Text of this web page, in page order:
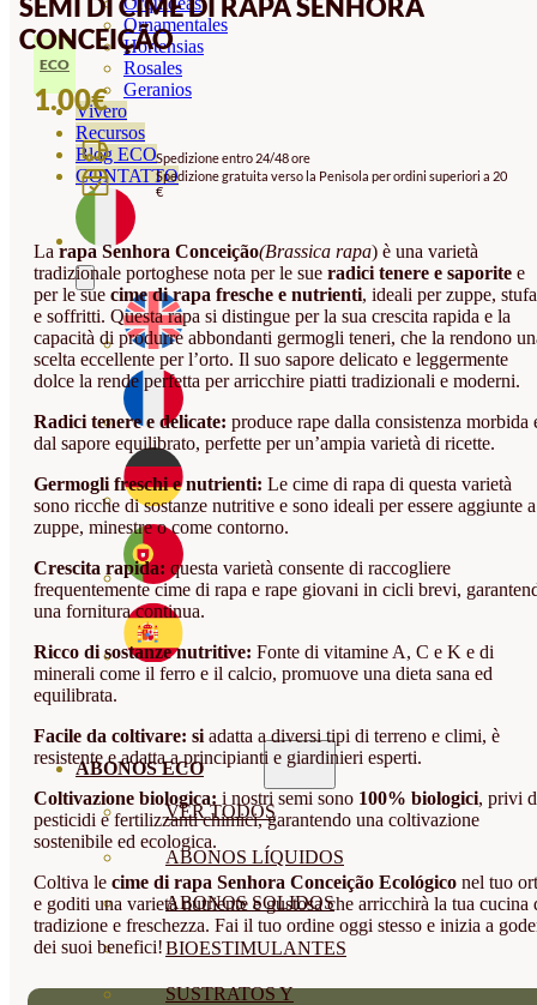
Ornamentales
Hortensias
Rosales
Geranios
Vivero
Recursos
Blog ECO
CONTATTO
ABONOS ECO
VER TODOS
ABONOS LÍQUIDOS
ABONOS SOLIDOS
BIOESTIMULANTES
SUSTRATOS Y
CONCEIÇÃO
ECO
1.00€
Spedizione entro 24/48 ore
Spedizione gratuita verso la Penisola per ordini superiori a 20
€
Larapa Senhora Conceição(Brassica rapa) è una varietà
tradizionale portoghese nota per le sue radici tenere e saporite e
per le sue cime di rapa fresche e nutrienti, ideali per zuppe,
e soffritti. Questa rapa si distingue per la sua crescita rapida e la
capacità di produrre abbondanti germogli teneri, che la rendono
scelta eccellente per l’orto. Il suo sapore delicato e leggermente
dolce la rende perfetta per arricchire piatti tradizionali e moderni.
Radici tenere e delicate: produce rape dalla consistenza morbida
dal sapore equilibrato, perfette per un’ampia varietà di ricette.
Germogli freschi e nutrienti: Le cime di rapa di questa varietà
sono ricche di sostanze nutritive e sono ideali per essere aggiunte a
zuppe, minestre o come contorno.
Crescita rapida: questa varietà consente di raccogliere
frequentemente cime di rapa e rape giovani in cicli brevi,
una fornitura continua.
Ricco di sostanze nutritive: Fonte di vitamine A, C e K e di
minerali come il ferro e il calcio, promuove una dieta sana ed
equilibrata.
Facile da coltivare: si adatta a diversi tipi di terreno e climi, è
resistente e adatta a principianti e giardinieri esperti.
Coltivazione biologica: i nostri semi sono 100% biologici, privi
pesticidi e fertilizzanti chimici, garantendo una coltivazione
sostenibile ed ecologica.
Coltiva le cime di rapa Senhora Conceição Ecológico nel tuo
e goditi una varietà nutriente e gustosa che arricchirà la tua cucina
tradizione e freschezza. Fai il tuo ordine oggi stesso e inizia a
dei suoi benefici!